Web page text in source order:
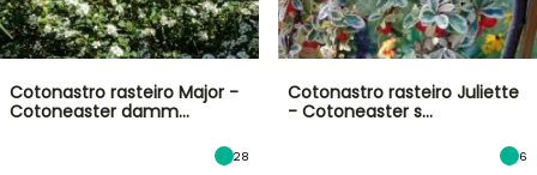
Cotonastro rasteiro Major -
Cotoneaster damm…
28
Cotonastro rasteiro Juliette
- Cotoneaster s…
6